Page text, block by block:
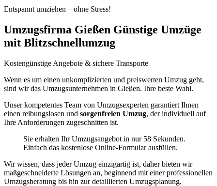
Entspannt umziehen – ohne Stress!
Umzugsfirma Gießen Günstige Umzüge
mit Blitzschnellumzug
Kostengünstige Angebote & sichere Transporte
Wenn es um einen unkomplizierten und preiswerten Umzug geht,
sind wir das Umzugsunternehmen in Gießen. Ihre beste Wahl.
Unser kompetentes Team von Umzugsexperten garantiert Ihnen
einen reibungslosen und sorgenfreien Umzug, der individuell auf
Ihre Anforderungen zugeschnitten ist.
Sie erhalten Ihr Umzugsangebot in nur 58 Sekunden.
Einfach das kostenlose Online-Formular ausfüllen.
Wir wissen, dass jeder Umzug einzigartig ist, daher bieten wir
maßgeschneiderte Lösungen an, beginnend mit einer professionellen
Umzugsberatung bis hin zur detaillierten Umzugsplanung.